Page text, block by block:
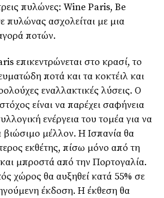
πυλώνες: Wine Paris, Be
πυλώνας ασχολείται με μια
ποτών.
επικεντρώνεται στο κρασί, το
ποτά και τα κοκτέιλ και
εναλλακτικές λύσεις. Ο
είναι να παρέχει σαφήνεια
ενέργεια του τομέα για να
μέλλον. Η Ισπανία θα
εκθέτης, πίσω μόνο από τη
και μπροστά από την Πορτογαλία.
χώρος θα αυξηθεί κατά 55% σε
έκδοση. Η έκθεση θα